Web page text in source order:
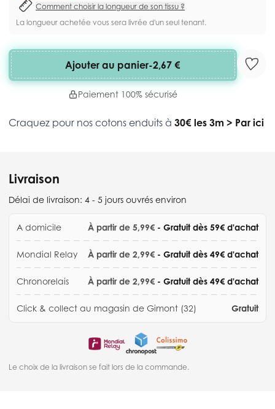
Comment choisir la longueur de son tissu ?
La longueur achetée vous sera livrée d'un seul tenant.
Ajouter au panier-2,67 €
Paiement 100% sécurisé
Craquez pour nos cotons enduits à 30€ les 3m > Par ici
Livraison
Délai de livraison: 4 - 5 jours ouvrés environ
A domicile À partir de 5,99€ - Gratuit dès 59€ d'achat
Mondial Relay À partir de 2,99€ - Gratuit dès 49€ d'achat
Chronorelais À partir de 2,99€ - Gratuit dès 49€ d'achat
Click & collect au magasin de Gimont (32) Gratuit
Le choix de la livraison se fait lors de la commande.